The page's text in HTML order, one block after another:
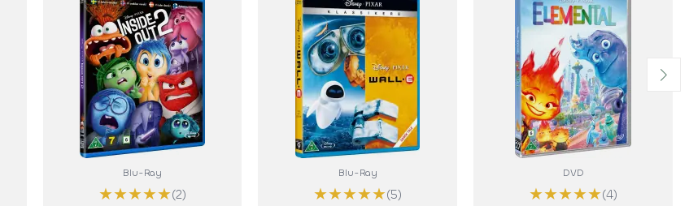
Blu-Ray
★★★★★(2)
Blu-Ray
★★★★★(5)
DVD
★★★★★(4)